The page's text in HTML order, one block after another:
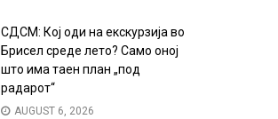
СДСМ: Кој оди на екскурзија во
Брисел среде лето? Само оној
што има таен план „под
радарот“
AUGUST 6, 2026